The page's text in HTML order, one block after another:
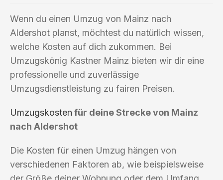
Wenn du einen Umzug von Mainz nach
Aldershot planst, möchtest du natürlich wissen,
welche Kosten auf dich zukommen. Bei
Umzugskönig Kastner Mainz bieten wir dir eine
professionelle und zuverlässige
Umzugsdienstleistung zu fairen Preisen.
Umzugskosten für deine Strecke von Mainz
nach Aldershot
Die Kosten für einen Umzug hängen von
verschiedenen Faktoren ab, wie beispielsweise